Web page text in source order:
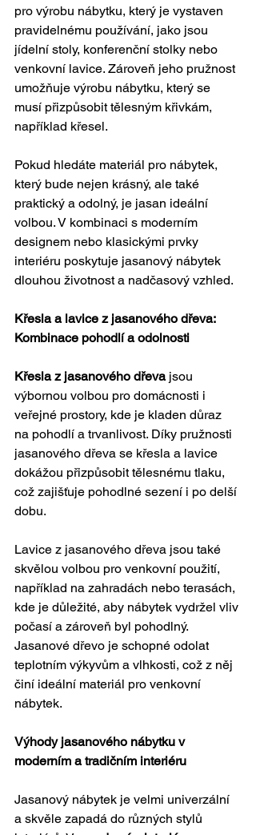
pro výrobu nábytku, který je vystaven
pravidelnému používání, jako jsou
jídelní stoly, konferenční stolky nebo
venkovní lavice. Zároveň jeho pružnost
umožňuje výrobu nábytku, který se
musí přizpůsobit tělesným křivkám,
například křesel.
Pokud hledáte materiál pro nábytek,
který bude nejen krásný, ale také
praktický a odolný, je jasan ideální
volbou. V kombinaci s moderním
designem nebo klasickými prvky
interiéru poskytuje jasanový nábytek
dlouhou životnost a nadčasový vzhled.
Křesla a lavice z jasanového dřeva:
Kombinace pohodlí a odolnosti
Křesla z jasanového dřeva jsou
výbornou volbou pro domácnosti i
veřejné prostory, kde je kladen důraz
na pohodlí a trvanlivost. Díky pružnosti
jasanového dřeva se křesla a lavice
dokážou přizpůsobit tělesnému tlaku,
což zajišťuje pohodlné sezení i po delší
dobu.
Lavice z jasanového dřeva jsou také
skvělou volbou pro venkovní použití,
například na zahradách nebo terasách,
kde je důležité, aby nábytek vydržel vliv
počasí a zároveň byl pohodlný.
Jasanové dřevo je schopné odolat
teplotním výkyvům a vlhkosti, což z něj
činí ideální materiál pro venkovní
nábytek.
Výhody jasanového nábytku v
moderním a tradičním interiéru
Jasanový nábytek je velmi univerzální
a skvěle zapadá do různých stylů